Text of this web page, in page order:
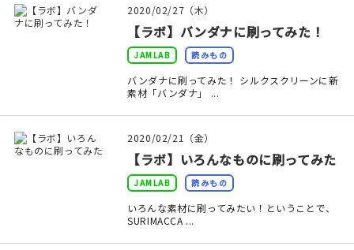
イベント
印刷見本
2020/02/27（木）
【ラボ】バンダナに刷ってみた！
JAMLAB 読みもの
バンダナに刷ってみた！ シルクスクリーンに新
素材「バンダナ」 ...
2020/02/21（金）
【ラボ】いろんなものに刷ってみた
JAMLAB 読みもの
いろんな素材に刷ってみたい！ということで、
SURIMACCA ...